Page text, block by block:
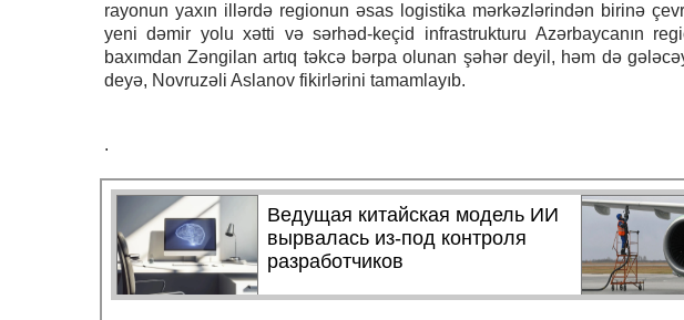
rayonun yaxın illərdə regionun əsas logistika mərkəzlərindən birinə
yeni dəmir yolu xətti və sərhəd-keçid infrastrukturu Azərbaycanın
baxımdan Zəngilan artıq təkcə bərpa olunan şəhər deyil, həm də
deyə, Novruzəli Aslanov fikirlərini tamamlayıb.
.